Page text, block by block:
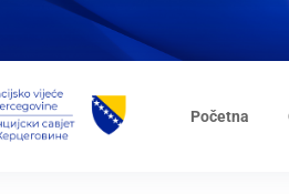
Početna